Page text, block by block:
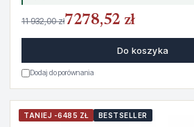
11 932,00 zł7278,52 zł
Do koszyka
Dodaj do porównania
TANIEJ -6485 ZŁ BESTSELLER